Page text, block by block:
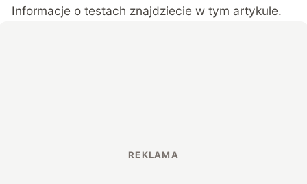
Informacje o testach znajdzieciew tym artykule.